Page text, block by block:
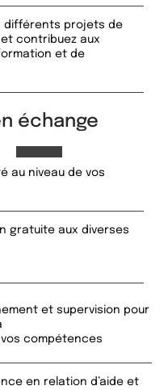
différents projets de
et contribuez aux
et de
échange
au niveau de vos
gratuite aux diverses
et supervision pour
compétences
en relation d’aide et